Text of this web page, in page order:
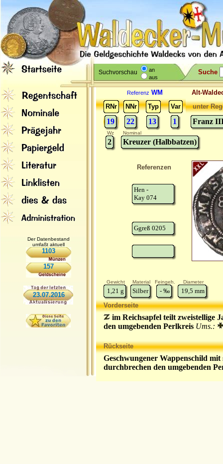
Suchvorschau
an
aus
Suche
Der Datenbestand
umfaßt aktuell
1103
157
23.07.2016
Referenz WM
Alt-
RNr
NNr Typ Var
19 22 13 1
unter
Franz
Wz Nominal
2 Kreuzer (Halbbatzen)
Referenzen
Hen -
Kay 074
Ggreß 0205
Gewicht Material Feingeh. Diameter
1,21 g Silber - ‰ 19,5 mm
Vorderseite
im Reichsapfel teilt zweistellige
den umgebenden Perlkreis Ums.:
Rückseite
Geschwungener Wappenschild
durchbrechen den umgebenden